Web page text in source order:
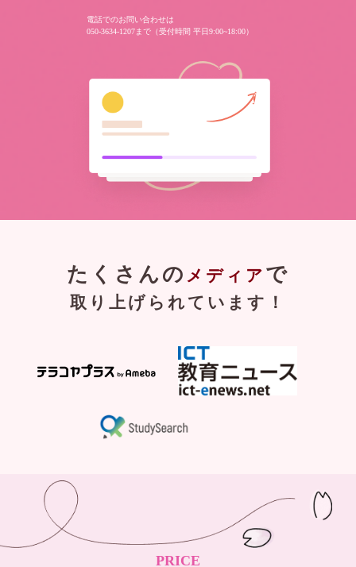
電話でのお問い合わせは
050-3634-1207まで（受付時間 平日9:00~18:00）
たくさんの メディア で
取り上げられています！
PRICE